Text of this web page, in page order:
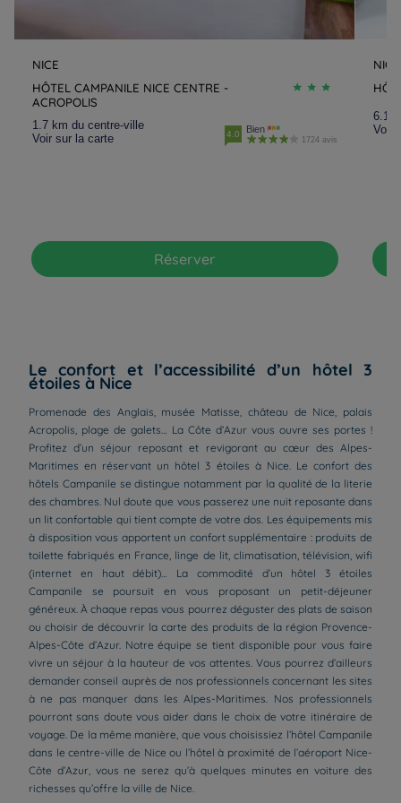
NICE
HÔTEL CAMPANILE NICE CENTRE -
ACROPOLIS
1.7 km du centre-ville
Voir sur la carte
4.0 Bien
1724 avis
Réserver
NICE
6.1
Voir
Le confort et l’accessibilité d’un hôtel 3
étoiles à Nice
Promenade des Anglais, musée Matisse, château de Nice, palais
Acropolis, plage de galets… La Côte d’Azur vous ouvre ses portes !
Profitez d’un séjour reposant et revigorant au cœur des Alpes-
Maritimes en réservant un hôtel 3 étoiles à Nice. Le confort des
hôtels Campanile se distingue notamment par la qualité de la literie
des chambres. Nul doute que vous passerez une nuit reposante dans
un lit confortable qui tient compte de votre dos. Les équipements mis
à disposition vous apportent un confort supplémentaire : produits de
toilette fabriqués en France, linge de lit, climatisation, télévision, wifi
(internet en haut débit)… La commodité d’un hôtel 3 étoiles
Campanile se poursuit en vous proposant un petit-déjeuner
généreux. À chaque repas vous pourrez déguster des plats de saison
ou choisir de découvrir la carte des produits de la région Provence-
Alpes-Côte d’Azur. Notre équipe se tient disponible pour vous faire
vivre un séjour à la hauteur de vos attentes. Vous pourrez d’ailleurs
demander conseil auprès de nos professionnels concernant les sites
à ne pas manquer dans les Alpes-Maritimes. Nos professionnels
pourront sans doute vous aider dans le choix de votre itinéraire de
voyage. De la même manière, que vous choisissiez l’hôtel Campanile
dans le centre-ville de Nice ou l’hôtel à proximité de l’aéroport Nice-
Côte d’Azur, vous ne serez qu’à quelques minutes en voiture des
richesses qu’offre la ville de Nice.